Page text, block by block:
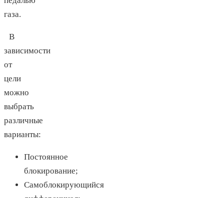
газа.
В
зависимости
от
цели
можно
выбрать
различные
варианты:
Постоянное
блокирование;
Самоблокирующийся